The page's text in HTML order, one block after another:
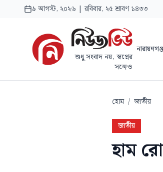
৯ আগস্ট, ২০২৬ | রবিবার, ২৫ শ্রাবণ ১৪৩৩
শুধু সংবাদ নয়, স্বপ্নের
সঙ্গেও
হোম / জাতীয়
জাতীয়
হাম